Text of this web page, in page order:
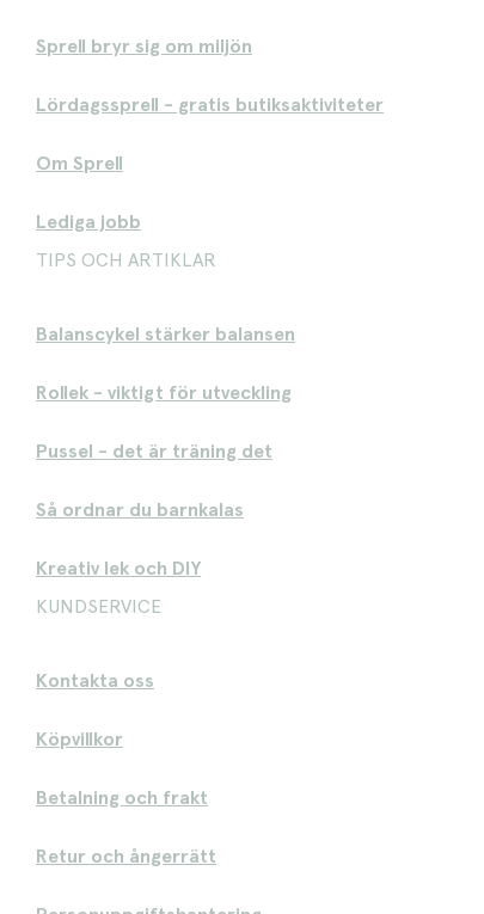
Sprell bryr sig om miljön
Lördagssprell - gratis butiksaktiviteter
Om Sprell
Lediga jobb
TIPS OCH ARTIKLAR
Balanscykel stärker balansen
Rollek - viktigt för utveckling
Pussel - det är träning det
Så ordnar du barnkalas
Kreativ lek och DIY
KUNDSERVICE
Kontakta oss
Köpvillkor
Betalning och frakt
Retur och ångerrätt